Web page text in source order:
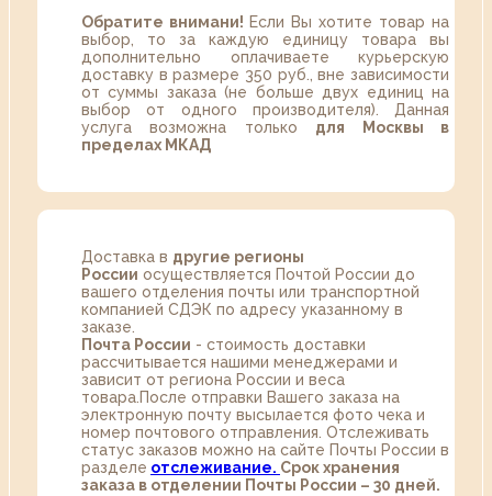
Обратите внимани! Если Вы хотите товар на
выбор, то за каждую единицу товара вы
дополнительно оплачиваете курьерскую
доставку в размере 350 руб., вне зависимости
от суммы заказа (не больше двух единиц на
выбор от одного производителя). Данная
услуга возможна только для Москвы в
пределах МКАД
Доставка в другие регионы
России осуществляется Почтой России до
вашего отделения почты или транспортной
компанией СДЭК по адресу указанному в
заказе.
Почта России - стоимость доставки
рассчитывается нашими менеджерами и
зависит от региона России и веса
товара.После отправки Вашего заказа на
электронную почту высылается фото чека и
номер почтового отправления. Отслеживать
статус заказов можно на сайте Почты России в
разделе oтслеживание. Срок хранения
заказа в отделении Почты России – 30 дней.